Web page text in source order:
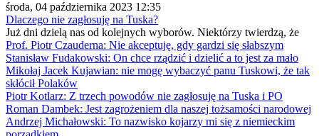
środa, 04 października 2023 12:35
Dlaczego nie zagłosuję na Tuska?
Już dni dzielą nas od kolejnych wyborów. Niektórzy twierdzą, że
Prof. Piotr Czauderna: Nie akceptuję, gdy gardzi się słabszym
Stanisław Fudakowski: On chce rządzić i dzielić a to jest za mało
Mikołaj Jacek Kujawian: nie mogę wybaczyć panu Tuskowi, że tak
skłócił Polaków
Piotr Kotlarz: Z trzech powodów nie zagłosuję na Tuska i PO
Roman Dambek: Jest zagrożeniem dla naszej tożsamości narodowej
Andrzej Michałowski: To nazwisko kojarzy mi się z niemieckim